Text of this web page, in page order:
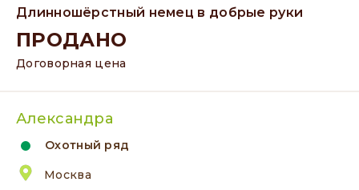
Длинношёрстный немец в добрые руки
ПРОДАНО
Договорная цена
Александра
Охотный ряд
Москва